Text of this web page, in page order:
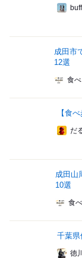
成田市
12選
食
【食
だ
成田山
10選
食
千葉県
徳